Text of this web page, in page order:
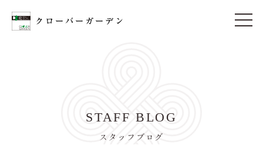
t
STAFF BLOG
スタッフブログ